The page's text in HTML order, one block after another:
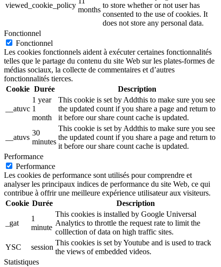
viewed_cookie_policy
months
to store whether or not user has
consented to the use of cookies. It
does not store any personal data.
Fonctionnel
Fonctionnel
Les cookies fonctionnels aident à exécuter certaines fonctionnalités
telles que le partage du contenu du site Web sur les plates-formes de
médias sociaux, la collecte de commentaires et d’autres
fonctionnalités tierces.
Cookie Durée Description
__atuvc
1 year
1
month
This cookie is set by Addthis to make sure you see
the updated count if you share a page and return to
it before our share count cache is updated.
__atuvs
30
minutes
This cookie is set by Addthis to make sure you see
the updated count if you share a page and return to
it before our share count cache is updated.
Performance
Performance
Les cookies de performance sont utilisés pour comprendre et
analyser les principaux indices de performance du site Web, ce qui
contribue à offrir une meilleure expérience utilisateur aux visiteurs.
Cookie Durée Description
_gat
1
minute
This cookies is installed by Google Universal
Analytics to throttle the request rate to limit the
colllection of data on high traffic sites.
YSC
session
This cookies is set by Youtube and is used to track
the views of embedded videos.
Statistiques